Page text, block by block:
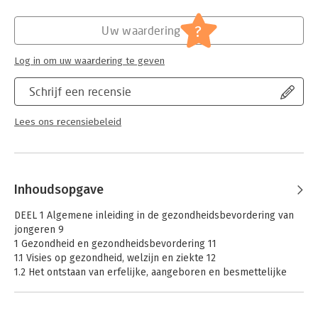
compacte samenvattingen en extra informatie voor verdere
verdieping. Met de code in je nieuwe studieboek heb je twee
jaar lang gratis toegang tot het online materiaal bij het boek.
Deze code is persoonsgebonden en eenmalig te gebruiken.
Mens en maatschappij
Schrijf een recensie
Lees ons recensiebeleid
Uw waardering ?
Log in om uw waardering te geven
Inhoudsopgave
DEEL 1 Algemene inleiding in de gezondheidsbevordering van
jongeren 9
1 Gezondheid en gezondheidsbevordering 11
1.1 Visies op gezondheid, welzijn en ziekte 12
1.2 Het ontstaan van erfelijke, aangeboren en besmettelijke